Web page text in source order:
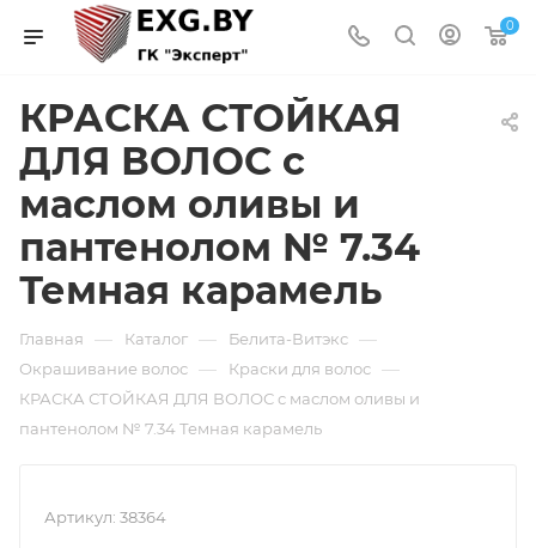
0
КРАСКА СТОЙКАЯ
ДЛЯ ВОЛОС с
маслом оливы и
пантенолом № 7.34
Темная карамель
Главная — Каталог — Белита-Витэкс —
Окрашивание волос — Краски для волос —
КРАСКА СТОЙКАЯ ДЛЯ ВОЛОС с маслом оливы и
пантенолом № 7.34 Темная карамель
Артикул: 38364